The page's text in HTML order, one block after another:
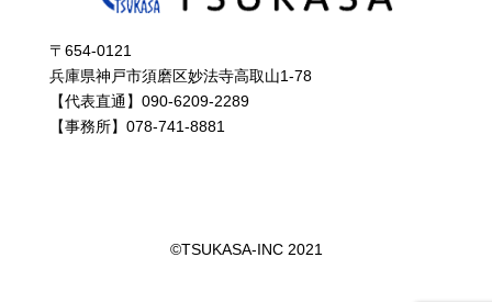
〒654-0121
兵庫県神戸市須磨区妙法寺高取山1-78
【代表直通】090-6209-2289
【事務所】078-741-8881
©︎TSUKASA-INC 2021